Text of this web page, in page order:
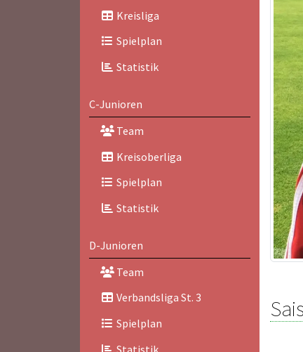
Kreisliga
Spielplan
Statistik
C-Junioren
Team
Kreisoberliga
Spielplan
Statistik
D-Junioren
Team
Verbandsliga St. 3
Spielplan